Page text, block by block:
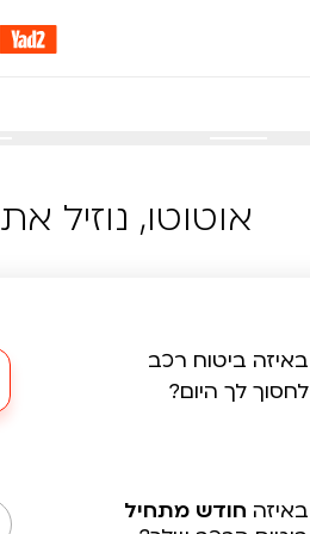
אוטוטו, נוזיל את
באיזה ביטוח רכב
לחסוך לך היום?
באיזה חודש מתחיל